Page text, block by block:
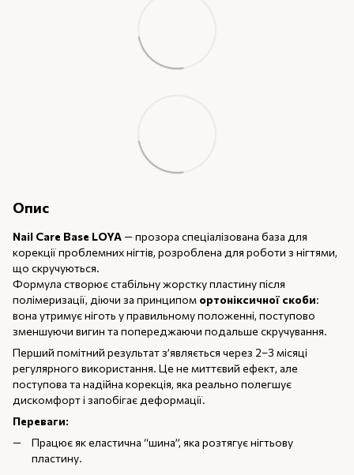
Опис
Nail Care Base LOYA— прозора спеціалізована база для
корекції проблемних нігтів, розроблена для роботи з нігтями,
що скручуються.
Формула створює стабільну жорстку пластину після
полімеризації, діючи за принципом ортоніксичної скоби:
вона утримує ніготь у правильному положенні, поступово
зменшуючи вигин та попереджаючи подальше скручування.
Перший помітний результат з’являється через 2–3 місяці
регулярного використання. Це не миттєвий ефект, але
поступова та надійна корекція, яка реально полегшує
дискомфорт і запобігає деформації.
Переваги:
Працює як еластична “шина”, яка розтягує нігтьову
пластину.